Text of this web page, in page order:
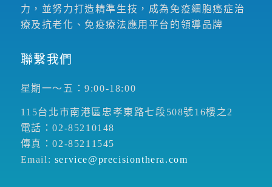
力，並努力打造精準生技，成為免疫細胞癌症治
療及抗老化、免疫療法應用平台的領導品牌
聯繫我們
星期一～五：9:00-18:00
115台北市南港區忠孝東路七段508號16樓之2
電話：02-85210148
傳真：02-85211545
Email: service@precisionthera.com